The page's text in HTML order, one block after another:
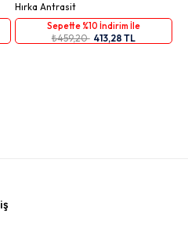
Hırka Antrasit
Sepette %10 İndirim İle
₺459,20 413,28 TL